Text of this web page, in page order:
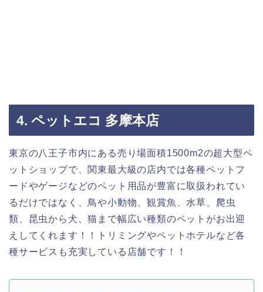
4. ペットエコ 多摩本店
東京の八王子市内にある売り場面積1500m2の超大型ペ
ットショップで、関東最大級の店内では各種ペットフ
ードやゲージなどのペット用品が豊富に取扱われてい
るだけではなく、鳥や小動物、観賞魚、水草、爬虫
類、昆虫から犬、猫まで幅広い種類のペットがお出迎
えしてくれます！！トリミングやペットホテルなど各
種サービスも充実している店舗です！！